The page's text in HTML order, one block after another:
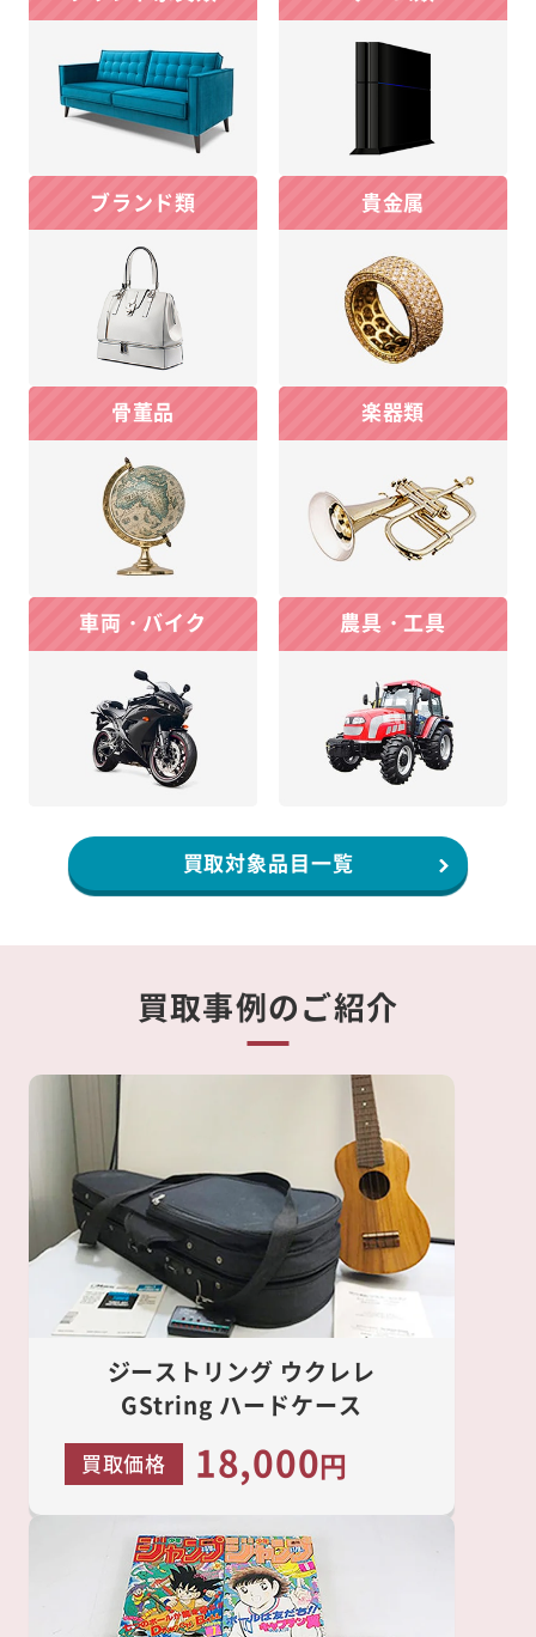
ブランド類 貴金属
骨董品 楽器類
車両・バイク 農具・工具
買取対象品目一覧
買取事例のご紹介
ジーストリング ウクレレ
GString ハードケース
買取価格 18,000円